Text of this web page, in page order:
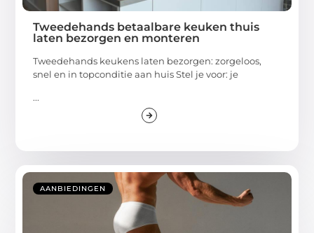
Tweedehands betaalbare keuken thuis
laten bezorgen en monteren
Tweedehands keukens laten bezorgen: zorgeloos,
snel en in topconditie aan huis Stel je voor: je
...
AANBIEDINGEN